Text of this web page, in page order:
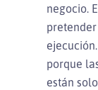
negocio.
porque
están